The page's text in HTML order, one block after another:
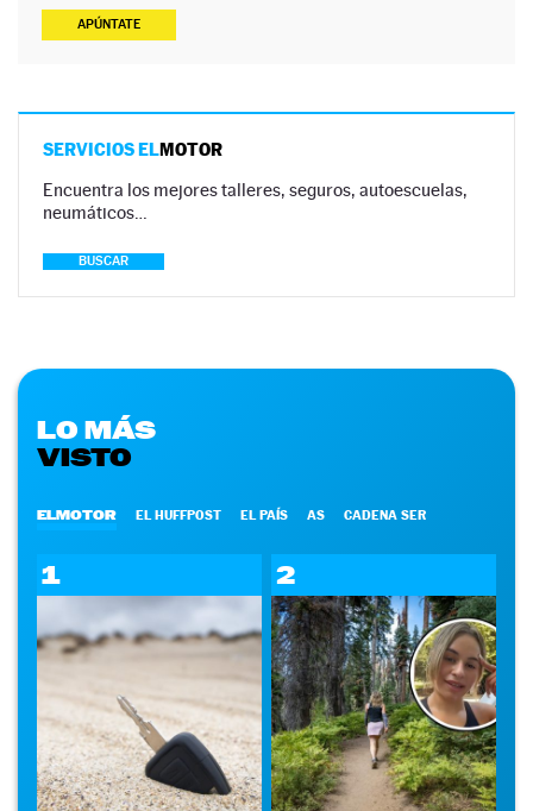
APÚNTATE
SERVICIOS ELMOTOR
Encuentra los mejores talleres, seguros, autoescuelas,
neumáticos…
BUSCAR
LO MÁS
VISTO
ELMOTOR EL HUFFPOST EL PAÍS AS CADENA SER
1 2